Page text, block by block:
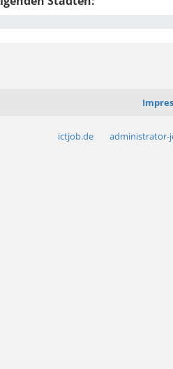
ictjob.de administrator-